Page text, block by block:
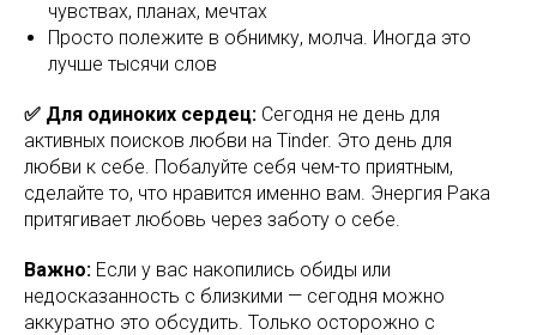
чувствах, планах, мечтах
Просто полежите в обнимку, молча. Иногда это
лучше тысячи слов
✅ Для одиноких сердец: Сегодня не день для
активных поисков любви на Tinder. Это день для
любви к себе. Побалуйте себя чем-то приятным,
сделайте то, что нравится именно вам. Энергия Рака
притягивает любовь через заботу о себе.
Важно: Если у вас накопились обиды или
недосказанность с близкими — сегодня можно
аккуратно это обсудить. Только осторожно с